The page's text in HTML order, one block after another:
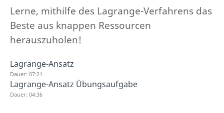
Lerne, mithilfe des Lagrange-Verfahrens das
Beste aus knappen Ressourcen
herauszuholen!
Lagrange-Ansatz
Dauer: 07:21
Lagrange-Ansatz Übungsaufgabe
Dauer: 04:36